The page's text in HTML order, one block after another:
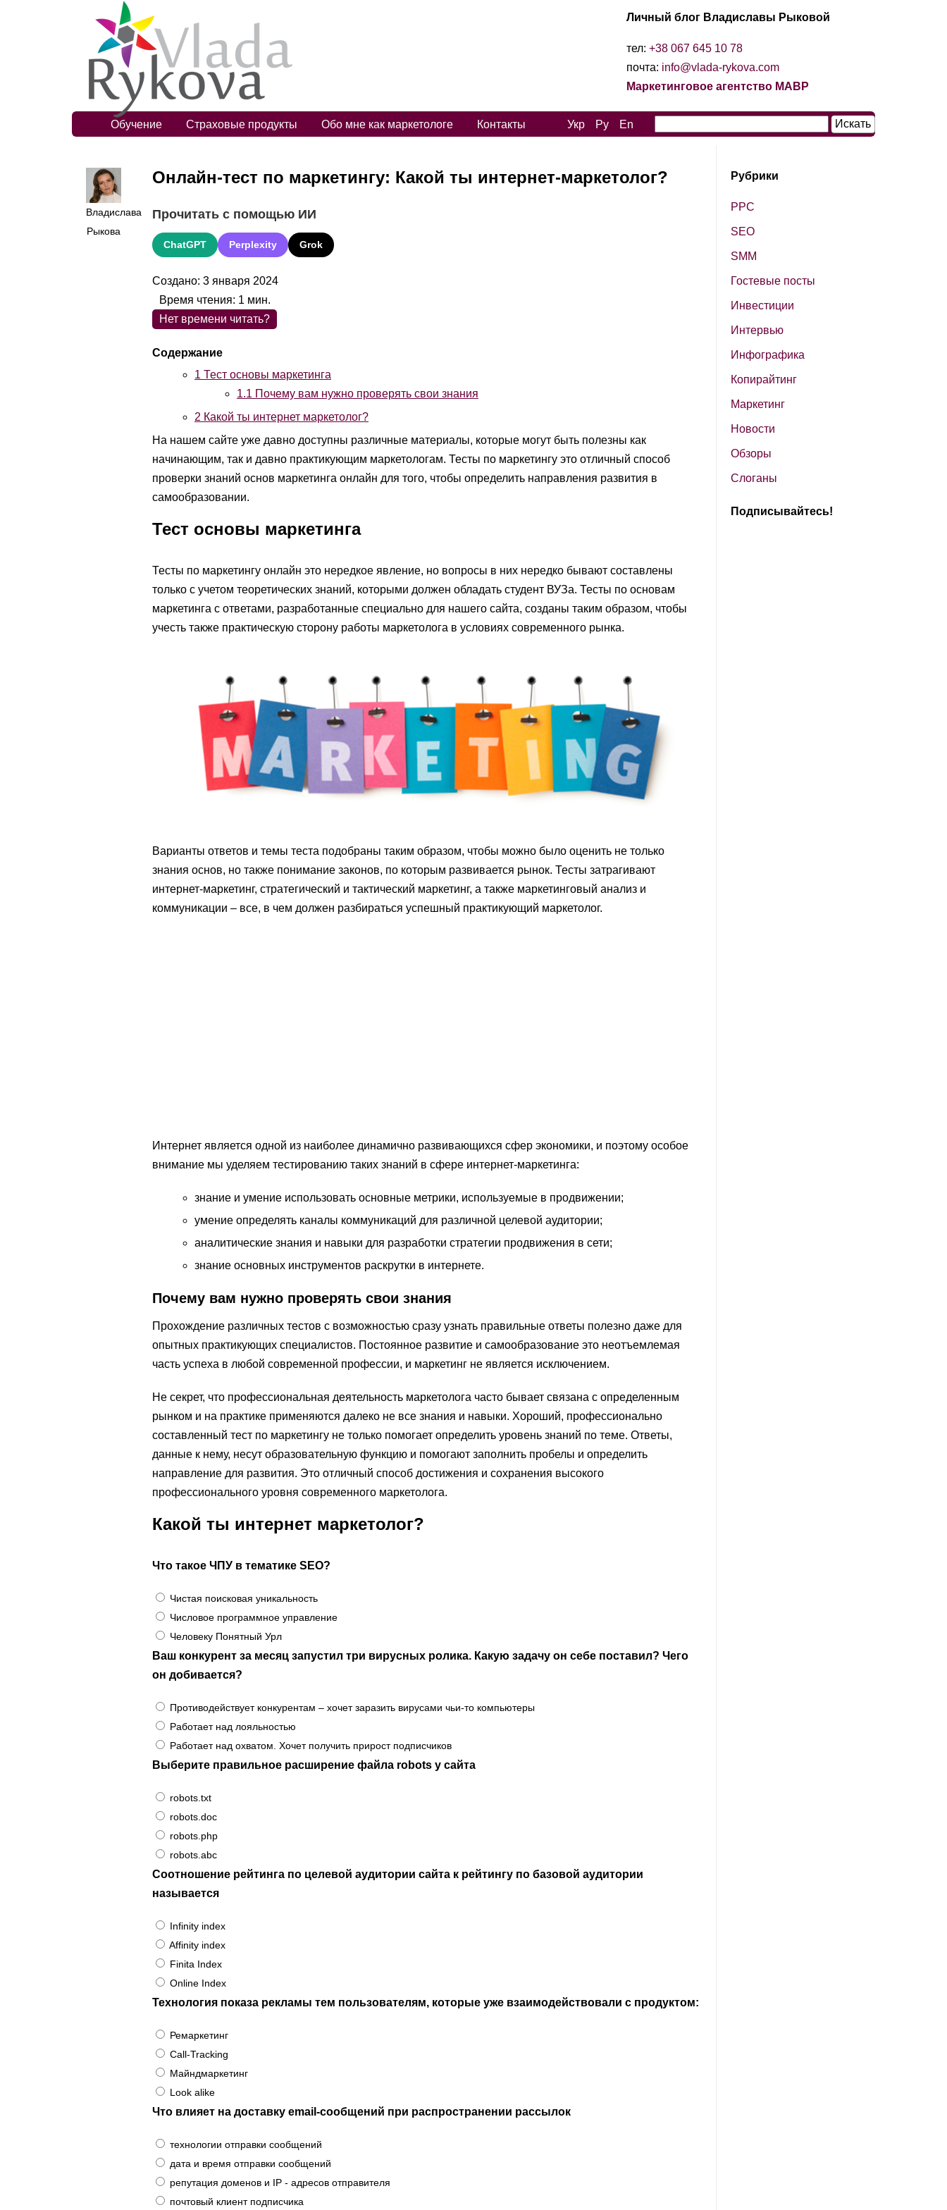
Личный блог Владиславы Рыковой
тел: +38 067 645 10 78
почта: info@vlada-rykova.com
Маркетинговое агентство МАВР
Обучение Страховые продукты Обо мне как маркетологе Контакты Укр Ру En
Владислава
Рыкова
Онлайн-тест по маркетингу: Какой ты интернет-маркетолог?
Прочитать с помощью ИИ
ChatGPT Perplexity Grok
Создано: 3 января 2024
Нет времени читать?
1 Тест основы маркетинга
1.1 Почему вам нужно проверять свои знания
2 Какой ты интернет маркетолог?
Время чтения: 1 мин.
На нашем сайте уже давно доступны различные материалы, которые могут быть полезны как
начинающим, так и давно практикующим маркетологам. Тесты по маркетингу это отличный способ
проверки знаний основ маркетинга онлайн для того, чтобы определить направления развития в
самообразовании.
Тест основы маркетинга
Тесты по маркетингу онлайн это нередкое явление, но вопросы в них нередко бывают составлены
только с учетом теоретических знаний, которыми должен обладать студент ВУЗа. Тесты по основам
маркетинга с ответами, разработанные специально для нашего сайта, созданы таким образом, чтобы
учесть также практическую сторону работы маркетолога в условиях современного рынка.
Варианты ответов и темы теста подобраны таким образом, чтобы можно было оценить не только
знания основ, но также понимание законов, по которым развивается рынок. Тесты затрагивают
интернет-маркетинг, стратегический и тактический маркетинг, а также маркетинговый анализ и
коммуникации – все, в чем должен разбираться успешный практикующий маркетолог.
Интернет является одной из наиболее динамично развивающихся сфер экономики, и поэтому особое
внимание мы уделяем тестированию таких знаний в сфере интернет-маркетинга:
знание и умение использовать основные метрики, используемые в продвижении;
умение определять каналы коммуникаций для различной целевой аудитории;
аналитические знания и навыки для разработки стратегии продвижения в сети;
знание основных инструментов раскрутки в интернете.
Почему вам нужно проверять свои знания
Прохождение различных тестов с возможностью сразу узнать правильные ответы полезно даже для
опытных практикующих специалистов. Постоянное развитие и самообразование это неотъемлемая
часть успеха в любой современной профессии, и маркетинг не является исключением.
Не секрет, что профессиональная деятельность маркетолога часто бывает связана с определенным
рынком и на практике применяются далеко не все знания и навыки. Хороший, профессионально
составленный тест по маркетингу не только помогает определить уровень знаний по теме. Ответы,
данные к нему, несут образовательную функцию и помогают заполнить пробелы и определить
направление для развития. Это отличный способ достижения и сохранения высокого
профессионального уровня современного маркетолога.
Какой ты интернет маркетолог?
Что такое ЧПУ в тематике SEO?
Чистая поисковая уникальность
Числовое программное управление
Человеку Понятный Урл
Ваш конкурент за месяц запустил три вирусных ролика. Какую задачу он себе поставил? Чего
он добивается?
Противодействует конкурентам – хочет заразить вирусами чьи-то компьютеры
Работает над лояльностью
Работает над охватом. Хочет получить прирост подписчиков
Выберите правильное расширение файла robots у сайта
robots.txt
robots.doc
robots.php
robots.abc
Соотношение рейтинга по целевой аудитории сайта к рейтингу по базовой аудитории
называется
Infinity index
Affinity index
Finita Index
Online Index
Технология показа рекламы тем пользователям, которые уже взаимодействовали с продуктом:
Ремаркетинг
Call-Tracking
Майндмаркетинг
Look alike
Что влияет на доставку email-сообщений при распространении рассылок
технологии отправки сообщений
дата и время отправки сообщений
репутация доменов и IP - адресов отправителя
почтовый клиент подписчика
Рубрики
PPC
SЕО
SМM
Гостевые посты
Инвестиции
Интервью
Инфографика
Копирайтинг
Маркетинг
Новости
Обзоры
Слоганы
Подписывайтесь!